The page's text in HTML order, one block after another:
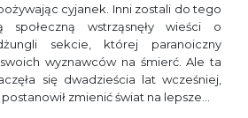
cyjanek. Inni zostali do tego
społeczną wstrząsnęły wieści o
sekcie, której paranoiczny
wyznawców na śmierć. Ale ta
się dwadzieścia lat wcześniej,
zmienić świat na lepsze…